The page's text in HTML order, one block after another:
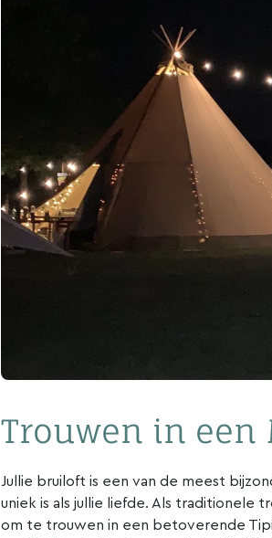
Trouwen in een
Jullie bruiloft is een van de meest
uniek is als jullie liefde. Als traditionele
om te trouwen in een betoverende